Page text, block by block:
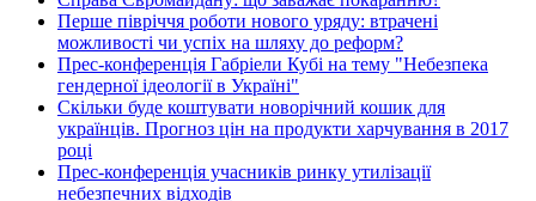
Перше півріччя роботи нового уряду: втрачені
можливості чи успіх на шляху до реформ?
Прес-конференція Габріели Кубі на тему "Небезпека
гендерної ідеології в Україні"
Скільки буде коштувати новорічний кошик для
українців. Прогноз цін на продукти харчування в 2017
році
Прес-конференція учасників ринку утилізації
небезпечних відходів